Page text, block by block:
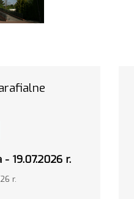
- 19.07.2026 r.
r.